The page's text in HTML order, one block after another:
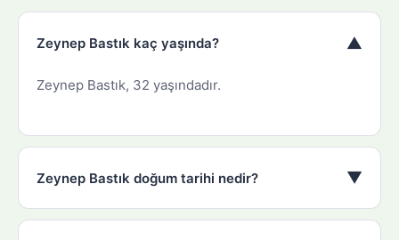
Zeynep Bastık kaç yaşında? ▼
Zeynep Bastık, 32 yaşındadır.
Zeynep Bastık doğum tarihi nedir? ▼